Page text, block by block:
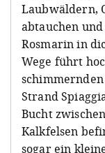
Laubwäldern,
abtauchen
Rosmarin in
Wege führt
Strand
Bucht
Kalkfelsen
sogar ein